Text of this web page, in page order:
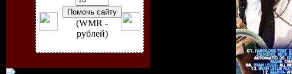
(WMR -
рублей)